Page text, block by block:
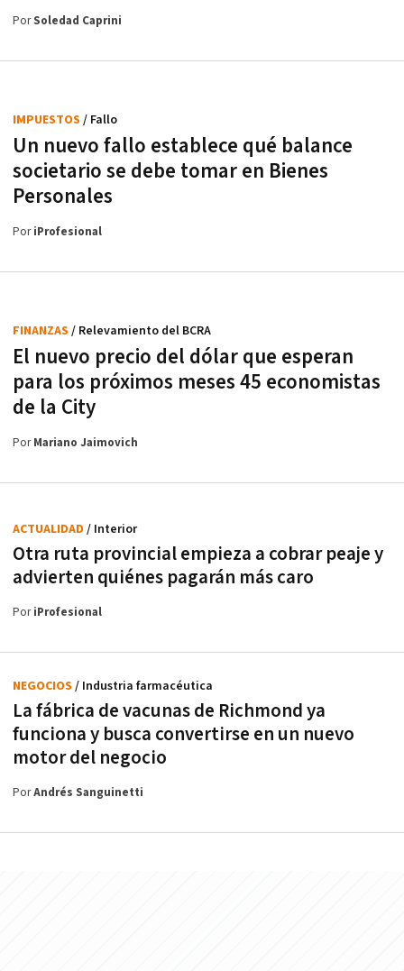
PorSoledad Caprini
Un nuevo fallo establece qué balance
societario se debe tomar en Bienes
Personales
IMPUESTOS / Fallo
PoriProfesional
El nuevo precio del dólar que esperan
para los próximos meses 45 economistas
de la City
FINANZAS / Relevamiento del BCRA
PorMariano Jaimovich
Otra ruta provincial empieza a cobrar peaje y
advierten quiénes pagarán más caro
ACTUALIDAD / Interior
PoriProfesional
La fábrica de vacunas de Richmond ya
funciona y busca convertirse en un nuevo
motor del negocio
NEGOCIOS / Industria farmacéutica
PorAndrés Sanguinetti